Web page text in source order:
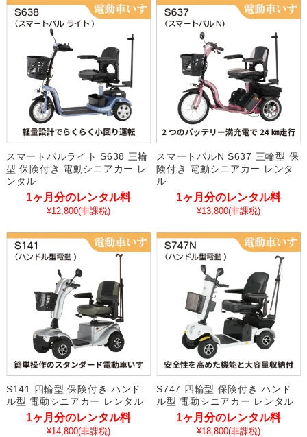
スマートパルライト S638 三輪
型 保険付き 電動シニアカー レ
ンタル
1ヶ月分のレンタル料
¥12,800(非課税)
スマートパルN S637 三輪型 保
険付き 電動シニアカー レンタ
ル
1ヶ月分のレンタル料
¥13,800(非課税)
S141 四輪型 保険付き ハンド
ル型 電動シニアカー レンタル
1ヶ月分のレンタル料
¥14,800(非課税)
S747 四輪型 保険付き ハンド
ル型 電動シニアカー レンタル
1ヶ月分のレンタル料
¥18,800(非課税)